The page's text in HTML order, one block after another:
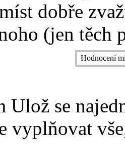
dobře
(jen těch
Hodnocení
Ulož se
vyplňovat